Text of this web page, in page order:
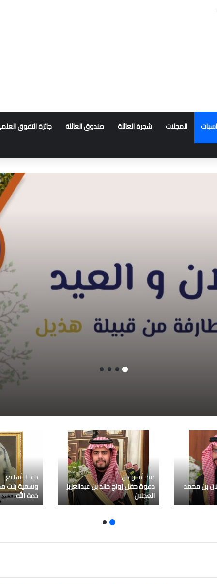
المجلات شجرة العائلة صندوق العائلة جائزة التفوق
بن محمد
منذ أسبوعين
دعوة حفل زواج خالد بن عبدالعزيز
العجلان
منذ 3 أسابيع
وسمية بنت
ذمة الله